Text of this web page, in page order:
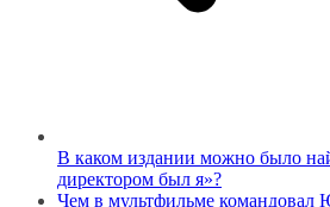
В каком издании можно было
директором был я»?
Чем в мультфильме